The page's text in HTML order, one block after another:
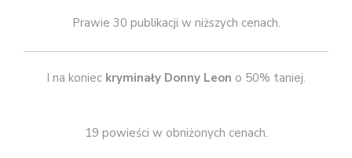
Prawie 30 publikacji w niższych cenach.
I na koniec kryminały Donny Leon o 50% taniej.
19 powieści w obniżonych cenach.